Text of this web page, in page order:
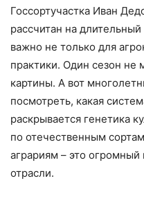
Госсортучастка Иван
рассчитан на
важно не только для
практики. Один сезон не
картины. А вот
посмотреть, какая
раскрывается генетика
по отечественным
аграриям – это
отрасли.